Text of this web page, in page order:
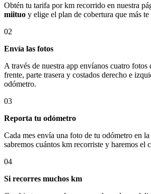
Obtén tu tarifa por km recorrido en nuestra
miituo y elige el plan de cobertura que más te
02
Envía las fotos
A través de nuestra app envíanos cuatro fotos
frente, parte trasera y costados derecho e
odómetro.
03
Reporta tu odómetro
Cada mes envía una foto de tu odómetro en la
sabremos cuántos km recorriste y haremos el
04
Si recorres muchos km